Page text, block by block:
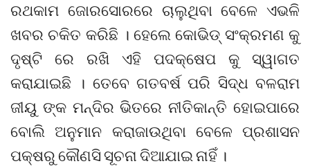
ରଥକାମ ଜୋରସୋରରେ ଚାଲୁଥିବା ବେଳେ ଏଭଳି
ଖବର ଚକିତ କରିଛି । ହେଲେ କୋଭିଡ୍ ସଂକ୍ରମଣ କୁ
ଦୃଷ୍ଟି ରେ ରଖି ଏହି ପଦକ୍ଷେପ କୁ ସ୍ୱାଗତ
କରାଯାଇଛି । ତେବେ ଗତବର୍ଷ ପରି ସିଦ୍ଧ ବଳରାମ
ଜୀୟୁ ଙ୍କ ମନ୍ଦିର ଭିତରେ ନୀତିକାନ୍ତି ହୋଇପାରେ
ବୋଲି ଅନୁମାନ କରାଜାଉଥିବା ବେଳେ ପ୍ରଶାସନ
ପକ୍ଷରୁ କୌଣସି ସୂଚନା ଦିଆଯାଇ ନାହିଁ ।